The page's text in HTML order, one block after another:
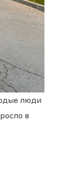
люди
в